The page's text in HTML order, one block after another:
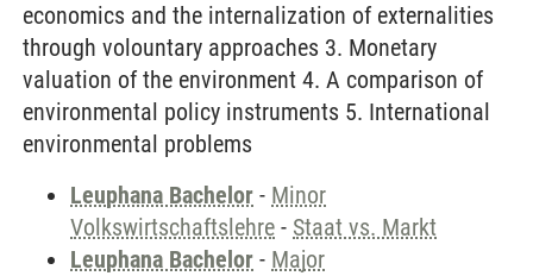
economics and the internalization of externalities
through volountary approaches 3. Monetary
valuation of the environment 4. A comparison of
environmental policy instruments 5. International
environmental problems
Leuphana Bachelor - Minor
Volkswirtschaftslehre - Staat vs. Markt
Leuphana Bachelor - Major